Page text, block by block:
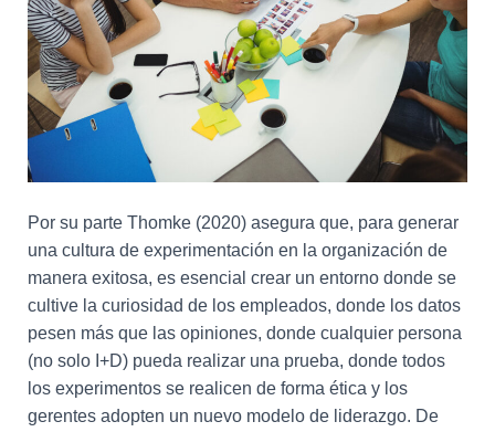
Por su parte Thomke (2020) asegura que, para generar
una cultura de experimentación en la organización de
manera exitosa, es esencial crear un entorno donde se
cultive la curiosidad de los empleados, donde los datos
pesen más que las opiniones, donde cualquier persona
(no solo I+D) pueda realizar una prueba, donde todos
los experimentos se realicen de forma ética y los
gerentes adopten un nuevo modelo de liderazgo. De